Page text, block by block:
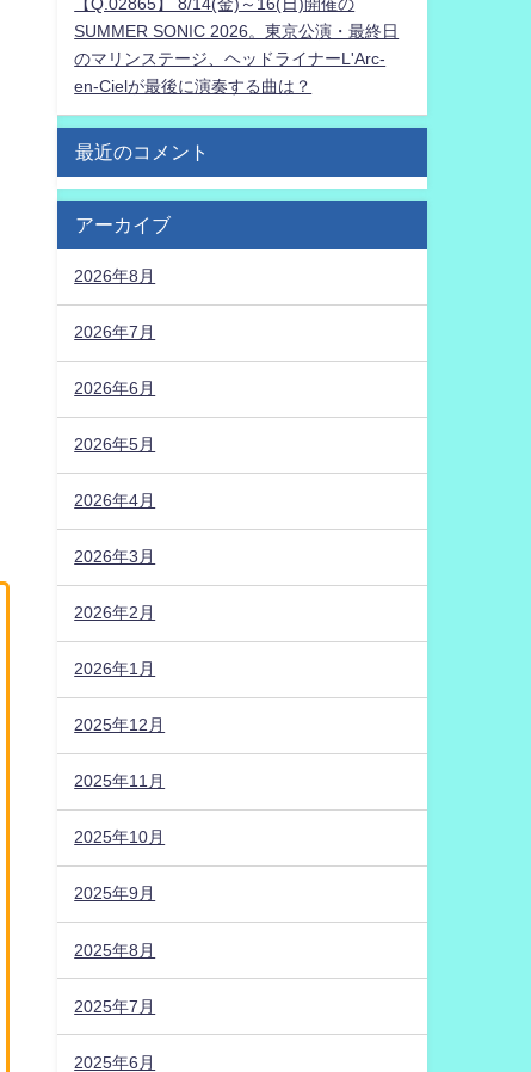
【Q.02865】 8/14(金)～16(日)開催の
SUMMER SONIC 2026。東京公演・最終日
のマリンステージ、ヘッドライナーL'Arc-
en-Cielが最後に演奏する曲は？
最近のコメント
アーカイブ
2026年8月
2026年7月
2026年6月
2026年5月
2026年4月
2026年3月
2026年2月
2026年1月
2025年12月
2025年11月
2025年10月
2025年9月
2025年8月
2025年7月
2025年6月